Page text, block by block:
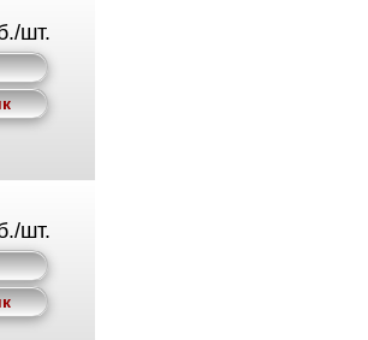
шт.
шт.